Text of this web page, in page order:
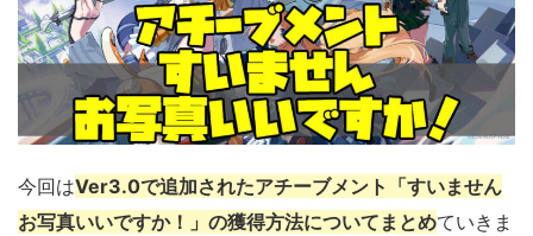
今回はVer3.0で追加されたアチーブメント「すいません
お写真いいですか！」の獲得方法についてまとめていきま